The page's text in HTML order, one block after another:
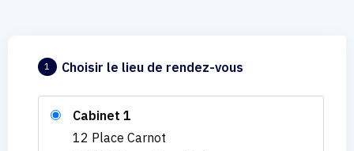
1 Choisir le lieu de rendez-vous
Cabinet 1
12 Place Carnot